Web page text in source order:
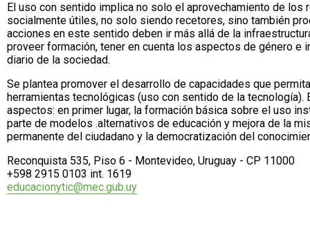
El uso con sentido implica no solo el aprovechamiento de
socialmente útiles, no solo siendo recetores, sino también
acciones en este sentido deben ir más allá de la
proveer formación, tener en cuenta los aspectos de género e
diario de la sociedad.
Se plantea promover el desarrollo de capacidades que
herramientas tecnológicas (uso con sentido de la
aspectos: en primer lugar, la formación básica sobre el uso
parte de modelos .alternativos de educación y mejora de la
permanente del ciudadano y la democratización del
Reconquista 535, Piso 6 - Montevideo, Uruguay - CP 11000
+598 2915 0103 int. 1619
educacionytic@mec.gub.uy